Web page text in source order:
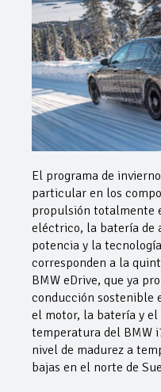
El programa de
particular en los
propulsión totalmente
eléctrico, la batería de
potencia y la
corresponden a la
BMW eDrive, que ya
conducción sostenible
el motor, la batería y
temperatura del BMW
nivel de madurez a
bajas en el norte de